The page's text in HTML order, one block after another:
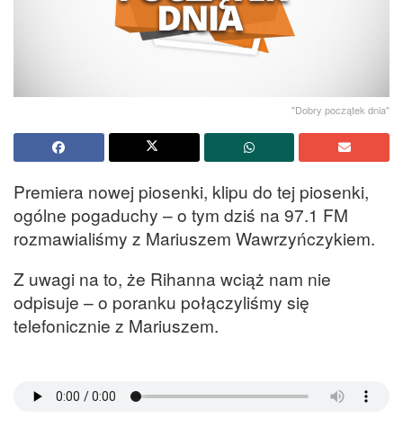
"Dobry początek dnia"
Premiera nowej piosenki, klipu do tej piosenki,
ogólne pogaduchy – o tym dziś na 97.1 FM
rozmawialiśmy z Mariuszem Wawrzyńczykiem.
Z uwagi na to, że Rihanna wciąż nam nie
odpisuje – o poranku połączyliśmy się
telefonicznie z Mariuszem.